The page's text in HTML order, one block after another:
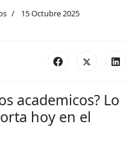
15 Octubre 2025
academicos? Lo
hoy en el